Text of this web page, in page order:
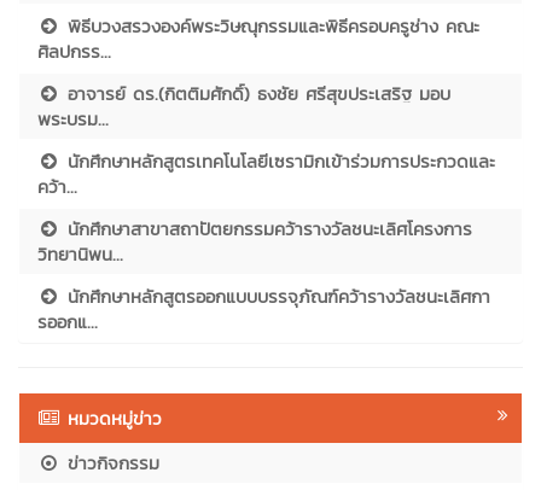
พิธีบวงสรวงองค์พระวิษณุกรรมและพิธีครอบครูช่าง คณะ
ศิลปกรร...
อาจารย์ ดร.(กิตติมศักดิ์) ธงชัย ศรีสุขประเสริฐ มอบ
พระบรม...
นักศึกษาหลักสูตรเทคโนโลยีเซรามิกเข้าร่วมการประกวดและ
คว้า...
นักศึกษาสาขาสถาปัตยกรรมคว้ารางวัลชนะเลิศโครงการ
วิทยานิพน...
นักศึกษาหลักสูตรออกแบบบรรจุภัณฑ์คว้ารางวัลชนะเลิศกา
รออกแ...
หมวดหมู่ข่าว
ข่าวกิจกรรม